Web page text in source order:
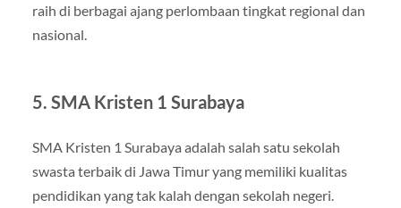
raih di berbagai ajang perlombaan tingkat regional dan
nasional.
5. SMA Kristen 1 Surabaya
SMA Kristen 1 Surabaya adalah salah satu sekolah
swasta terbaik di Jawa Timur yang memiliki kualitas
pendidikan yang tak kalah dengan sekolah negeri.